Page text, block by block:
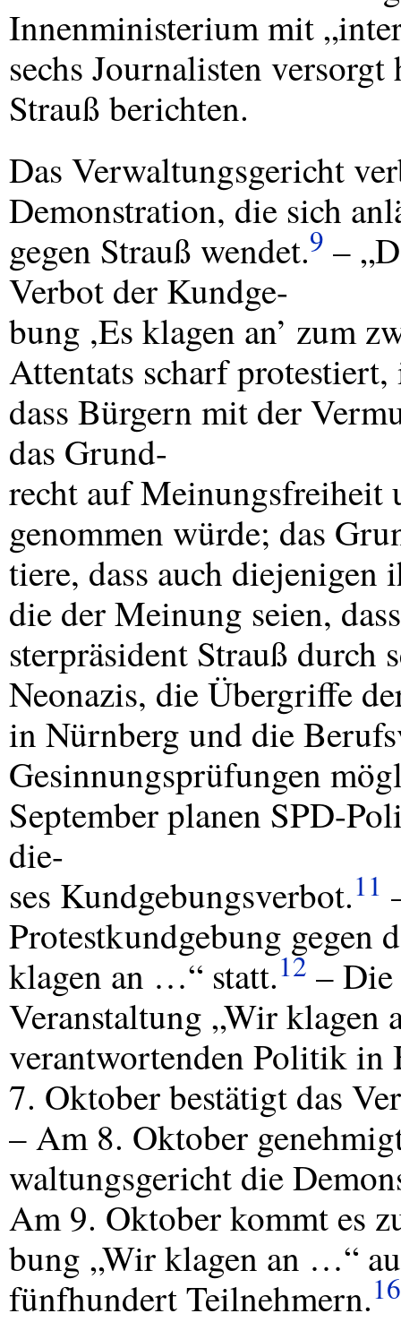
Innenministerium mit
sechs Journalisten
Strauß berichten.
Das Verwaltungsgericht
Demonstration, die sich
gegen Strauß wendet.9 –
Verbot der Kundge-
bung ,Es klagen an’ zum
Attentats scharf
dass Bürgern mit der
das Grund-
recht auf Meinungsfreiheit
genommen würde; das
tiere, dass auch
die der Meinung seien,
sterpräsident Strauß durch
Neonazis, die Übergriffe
in Nürnberg und die
Gesinnungsprüfungen
September planen SPD-
die-
ses Kundgebungsverbot.11
Protestkundgebung gegen
klagen an …“ statt.12 – Die
Veranstaltung „Wir klagen
verantwortenden Politik in
7. Oktober bestätigt das
– Am 8. Oktober
waltungsgericht die
Am 9. Oktober kommt es
bung „Wir klagen an …“
fünfhundert Teilnehmern.16